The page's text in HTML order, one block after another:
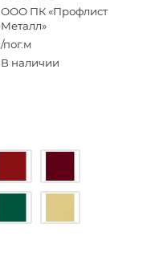
ООО ПК «Профлист
Металл»
/пог.м
В наличии